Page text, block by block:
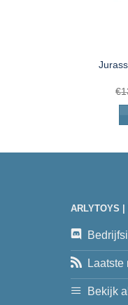
€
ARLYTOYS |
Bekijk